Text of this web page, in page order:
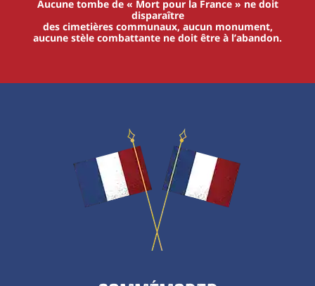
Aucune tombe de « Mort pour la France » ne doit
disparaître
des cimetières communaux, aucun monument,
aucune stèle combattante ne doit être à l’abandon.